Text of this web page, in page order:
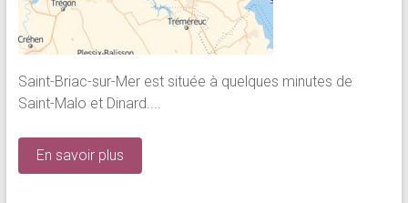
Saint-Briac-sur-Mer est située à quelques minutes de
Saint-Malo et Dinard....
En savoir plus